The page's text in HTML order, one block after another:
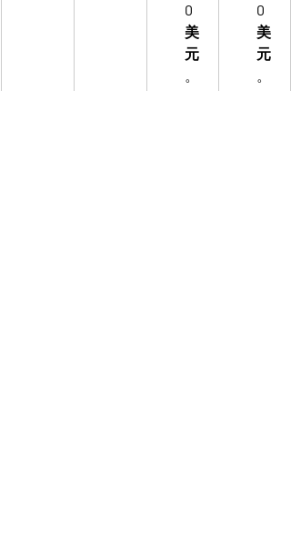
0
美
元
。
0
美
元
。